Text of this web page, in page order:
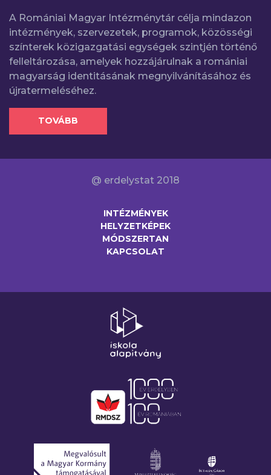
A Romániai Magyar Intézménytár célja mindazon
intézmények, szervezetek, programok, közösségi
színterek közigazgatási egységek szintjén történő
felleltározása, amelyek hozzájárulnak a romániai
magyarság identitásának megnyilvánításához és
újratermeléséhez.
TOVÁBB
@ erdelystat 2018
INTÉZMÉNYEK
HELYZETKÉPEK
MÓDSZERTAN
KAPCSOLAT